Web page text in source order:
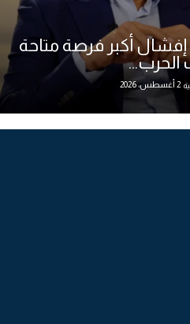
إفشال أكبر فرصة متاحة
الحرب...
2 أغسطس، 2026